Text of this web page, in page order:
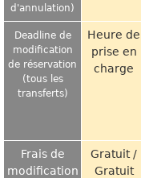
d'annulation)
Deadline de
modification
de réservation
(tous les
transferts)
Heure de
prise en
charge
Frais de
modification
Gratuit /
Gratuit